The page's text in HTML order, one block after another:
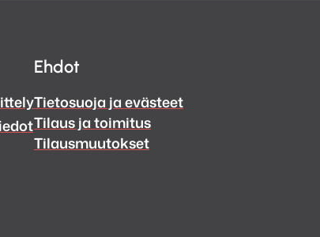
Ehdot
Tietosuoja ja evästeet
Tilaus ja toimitus
Tilausmuutokset